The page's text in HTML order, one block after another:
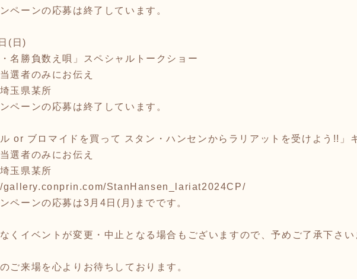
ペーンの応募は終了しています。
(日)
・名勝負数え唄」スペシャルトークショー
選者のみにお伝え
玉県某所
ペーンの応募は終了しています。
ル or ブロマイドを買って スタン・ハンセンからラリアットを受けよう!!」
選者のみにお伝え
玉県某所
gallery.conprin.com/StanHansen_lariat2024CP/
ペーンの応募は3月4日(月)までです。
くイベントが変更・中止となる場合もございますので、予めご了承下さい
ご来場を心よりお待ちしております。